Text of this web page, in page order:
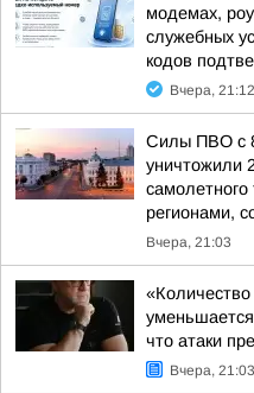
модемах,
служебных
кодов
Вчера, 21:12
Силы ПВО с
уничтожили
самолетного
регионами,
Вчера, 21:03
что атаки
Вчера, 21:03